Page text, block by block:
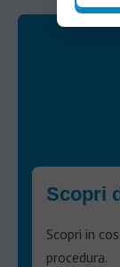
Scopri
Scopri in
procedura.